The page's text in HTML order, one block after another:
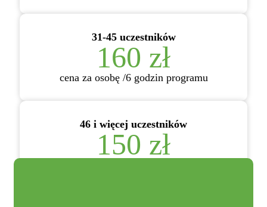
31-45 uczestników
160 zł
cena za osobę /6 godzin programu
46 i więcej uczestników
150 zł